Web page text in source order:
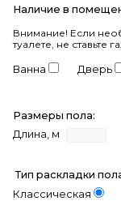
Наличие в
Внимание! Если
туалете, не ставьте
Ванна Дверь
Размеры пола:
Длина, м
Тип раскладки
Классическая